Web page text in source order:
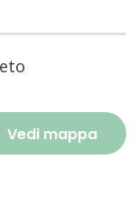
Vedi mappa